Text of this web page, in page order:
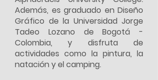
Además, es graduado en Diseño
Gráfico de la Universidad Jorge
Tadeo Lozano de Bogotá -
Colombia, y disfruta de
actividades como la pintura, la
natación y el camping.